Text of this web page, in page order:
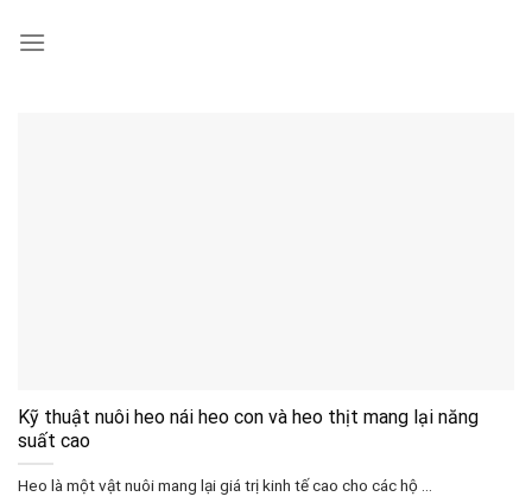
Kỹ thuật nuôi heo nái heo con và heo thịt mang lại năng
suất cao
Heo là một vật nuôi mang lại giá trị kinh tế cao cho các hộ ...